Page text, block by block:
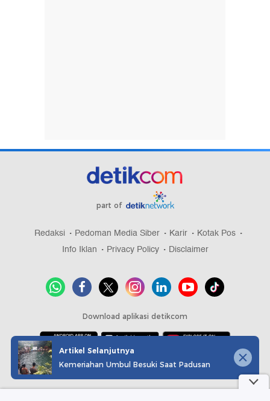
part of
Redaksi Pedoman Media Siber Karir
Kotak Pos
Info Iklan
Privacy Policy Disclaimer
Download aplikasi detikcom
Copyright @ 2026 detikcom, All right reserved
Artikel Selanjutnya
Kemeriahan Umbul Besuki Saat Padusan